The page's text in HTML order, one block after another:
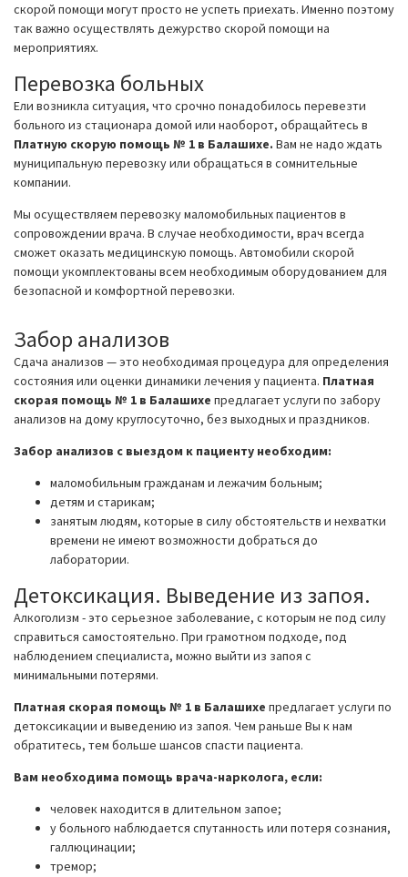
скорой помощи могут просто не успеть приехать. Именно поэтому
так важно осуществлять дежурство скорой помощи на
мероприятиях.
Перевозка больных
Ели возникла ситуация, что срочно понадобилось перевезти
больного из стационара домой или наоборот, обращайтесь в
Платную скорую помощь № 1 в Балашихе. Вам не надо ждать
муниципальную перевозку или обращаться в сомнительные
компании.
Мы осуществляем перевозку маломобильных пациентов в
сопровождении врача. В случае необходимости, врач всегда
сможет оказать медицинскую помощь. Автомобили скорой
помощи укомплектованы всем необходимым оборудованием для
безопасной и комфортной перевозки.
Забор анализов
Сдача анализов — это необходимая процедура для определения
состояния или оценки динамики лечения у пациента. Платная
скорая помощь № 1 в Балашихе предлагает услуги по забору
анализов на дому круглосуточно, без выходных и праздников.
Забор анализов с выездом к пациенту необходим:
маломобильным гражданам и лежачим больным;
детям и старикам;
занятым людям, которые в силу обстоятельств и нехватки
времени не имеют возможности добраться до
лаборатории.
Детоксикация. Выведение из запоя.
Алкоголизм - это серьезное заболевание, с которым не под силу
справиться самостоятельно. При грамотном подходе, под
наблюдением специалиста, можно выйти из запоя с
минимальными потерями.
Платная скорая помощь № 1 в Балашихе предлагает услуги по
детоксикации и выведению из запоя. Чем раньше Вы к нам
обратитесь, тем больше шансов спасти пациента.
Вам необходима помощь врача-нарколога, если:
человек находится в длительном запое;
у больного наблюдается спутанность или потеря сознания,
галлюцинации;
тремор;